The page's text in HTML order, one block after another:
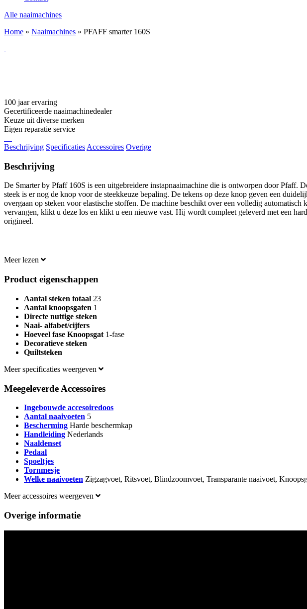
Alle naaimachines
Home » Naaimachines » PFAFF smarter 160S
100 jaar ervaring
Gecertificeerde naaimachinedealer
Keuze uit diverse merken
Eigen reparatie service
Beschrijving Specificaties Accessoires Overige
Beschrijving
De Smarter by Pfaff 160S is een uitgebreidere instapnaaimachine die is ontworpen door Pfaff.
steek is er nog de knop voor de steekkeuze bepaling. De tekens op deze knop geven een
overgaan op steken voor elastische stoffen. De machine beschikt over een volledig
vervangen, klikt u deze los en klikt u een nieuwe vast. Hij wordt compleet geleverd met een
origineel.
Meer lezen
Product eigenschappen
Aantal steken totaal 23
Aantal knoopsgaten 1
Directe nuttige steken
Naai- alfabet/cijfers
Hoeveel fase Knoopsgat 1-fase
Decoratieve steken
Quiltsteken
Meer specificaties weergeven
Meegeleverde Accessoires
Ingebouwde accesoiredoos
Aantal naaivoeten 5
Bescherming Harde beschermkap
Handleiding Nederlands
Naaldenset
Pedaal
Spoeltjes
Tornmesje
Welke naaivoeten Zigzagvoet, Ritsvoet, Blindzoomvoet, Transparante naaivoet,
Meer accessoires weergeven
Overige informatie